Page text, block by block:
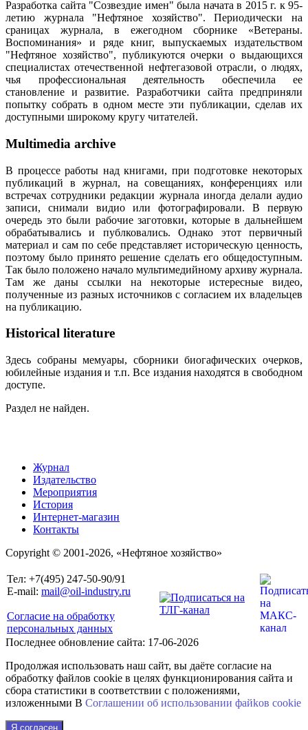
Разработка сайта "Созвездие имен" была начата в 2015 г. к 95-
летию журнала "Нефтяное хозяйство". Периодически на
сраницах журнала, в ежегодном сборнике «Ветераны.
Воспоминания» и ряде книг, выпускаемых издательством
"Нефтяное хозяйство", публикуются очерки о выдающихся
специалистах отечественной нефтегазовой отрасли, о людях,
чья профессиональная деятельность обеспечила ее
становление и развитие. Разработчики сайта предприняли
попытку собрать в одном месте эти публикации, сделав их
доступными широкому кругу читателей.
Multimedia archive
В процессе работы над книгами, при подготовке некоторых
публикаций в журнал, на совещаниях, конференциях или
встречах сотрудники редакции журнала иногда делали аудио
записи, снимали видио или фотографировали. В первую
очередь это были рабочие заготовки, которые в дальнейшем
обрабатывались и публковались. Однако этот первичный
материал и сам по себе представляет историческую ценность,
поэтому было принято решение сделать его общедоступным.
Так было положено начало мультимедийному архиву журнала.
Там же даны ссылки на некоторые истересные видео,
полученные из разных источников с согласием их владельцев
на публикацию.
Historical literature
Здесь собраны мемуары, сборники биогафических очерков,
юбилейные издания и т.п. Все издания находятся в свободном
доступе.
Раздел не найден.
Журнал
Издательство
Мероприятия
История
Интернет-магазин
Контакты
Copyright © 2001-2026, «Нефтяное хозяйство»
Тел: +7(495) 247-50-90/91
E-mail: mail@oil-industry.ru
Согласие на обработку
персональных данных
Последнее обновление сайта: 17-06-2026
Продолжая использовать наш сайт, вы даёте согласие на
обработку файлов cookie в целях функционирования сайта и
сбора статистики в соответствии с положениями,
изложенными В Соглашении об использовании файkов cookie
Я согласен